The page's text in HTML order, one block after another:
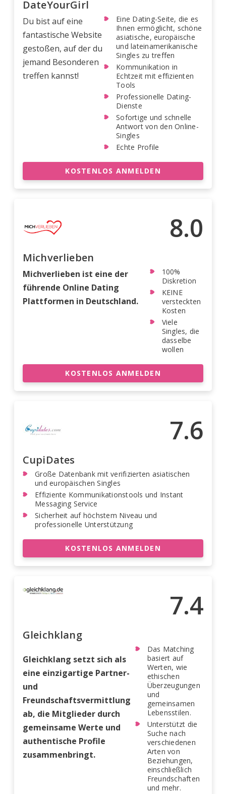
DateYourGirl
Du bist auf eine
fantastische Website
gestoßen, auf der du
jemand Besonderen
treffen kannst!
Eine Dating-Seite, die es
Ihnen ermöglicht, schöne
asiatische, europäische
und lateinamerikanische
Singles zu treffen
Kommunikation in
Echtzeit mit effizienten
Tools
Professionelle Dating-
Dienste
Sofortige und schnelle
Antwort von den Online-
Singles
Echte Profile
KOSTENLOS ANMELDEN
8.0
Michverlieben
Michverlieben ist eine der
führende Online Dating
Plattformen in Deutschland.
100%
Diskretion
KEINE
versteckten
Kosten
Viele
Singles, die
dasselbe
wollen
KOSTENLOS ANMELDEN
7.6
CupiDates
Große Datenbank mit verifizierten asiatischen
und europäischen Singles
Effiziente Kommunikationstools und Instant
Messaging Service
Sicherheit auf höchstem Niveau und
professionelle Unterstützung
KOSTENLOS ANMELDEN
7.4
Gleichklang
Gleichklang setzt sich als
eine einzigartige Partner-
und
Freundschaftsvermittlung
ab, die Mitglieder durch
gemeinsame Werte und
authentische Profile
zusammenbringt.
Das Matching
basiert auf
Werten, wie
ethischen
Überzeugungen
und
gemeinsamen
Lebensstilen.
Unterstützt die
Suche nach
verschiedenen
Arten von
Beziehungen,
einschließlich
Freundschaften
und mehr.